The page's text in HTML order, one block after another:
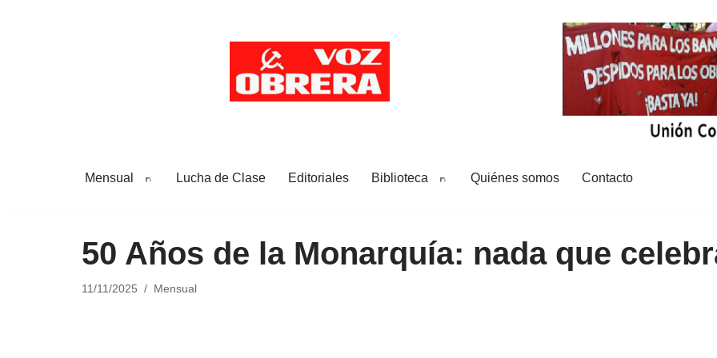
Mensual Lucha de Clase Editoriales Biblioteca Quiénes somos Contacto
50 Años de la Monarquía: nada que
11/11/2025 Mensual